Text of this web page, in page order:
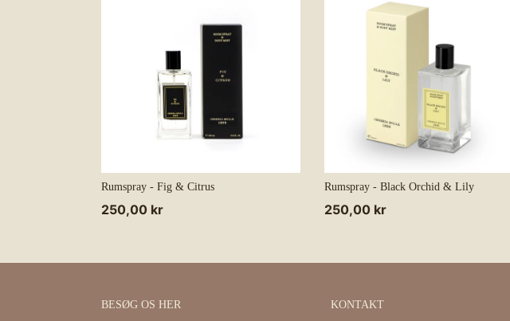
Rumspray - Fig & Citrus
Normalpris
250,00 kr
Rumspray - Black Orchid & Lily
Normalpris
250,00 kr
BESØG OS HER KONTAKT